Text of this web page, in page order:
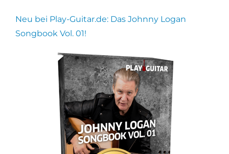
Neu bei Play-Guitar.de: Das Johnny Logan
Songbook Vol. 01!